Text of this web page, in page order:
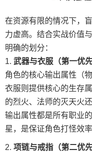
在资源有限的情况下，
力虚高。结合实战价值
明确的划分：
武器与衣服（第一优
角色的核心输出属性（
衣服则提供核心的生存
的烈火、法师的灭天火
输出属性都是所有职业
星，是保证角色打怪效
项链与戒指（第二优